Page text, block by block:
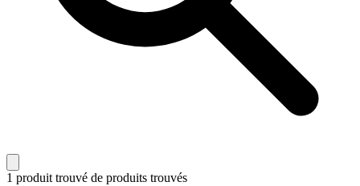
1 produit trouvé de produits trouvés